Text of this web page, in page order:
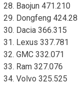
28. Baojun 471.210
29. Dongfeng
30. Dacia 366.315
31. Lexus 337.781
32. GMC 332.071
33. Ram 327.076
34. Volvo 325.525